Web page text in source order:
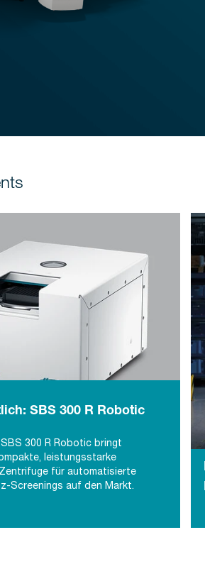
SBS 300 R Robotic
SBS 300 R Robotic
300 R Robotic bringt
leistungsstarke
für automatisierte
Screenings auf den Markt.